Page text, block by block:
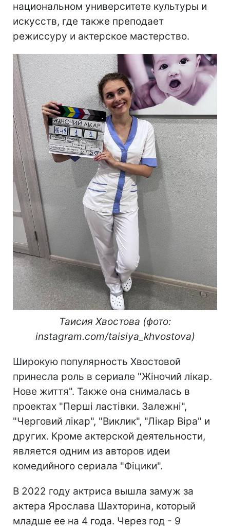
национальном университете культуры и
искусств, где также преподает
режиссуру и актерское мастерство.
Таисия Хвостова (фото:
instagram.com/taisiya_khvostova)
Широкую популярность Хвостовой
принесла роль в сериале "Жіночий лікар.
Нове життя". Также она снималась в
проектах "Перші ластівки. Залежні",
"Черговий лікар", "Виклик", "Лікар Віра" и
других. Кроме актерской деятельности,
является одним из авторов идеи
комедийного сериала "Фіцики".
В 2022 году актриса вышла замуж за
актера Ярослава Шахторина, который
младше ее на 4 года. Через год - 9